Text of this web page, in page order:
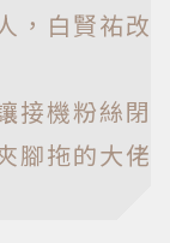
，白賢祐改
接機粉絲閉
腳拖的大佬